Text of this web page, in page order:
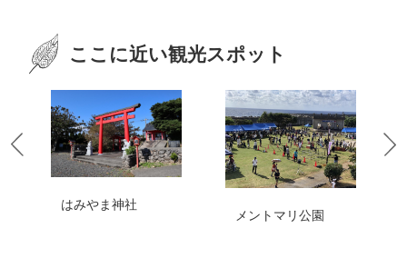
ここに近い観光スポット
はみやま神社
メントマリ公園